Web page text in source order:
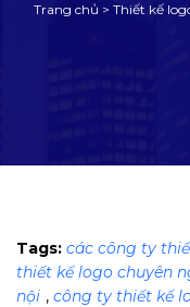
Trang chủ > Thiết kế
Tags: các công ty
thiết kế logo chuyên
nội , công ty thiết kế